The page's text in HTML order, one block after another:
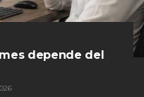
depende del